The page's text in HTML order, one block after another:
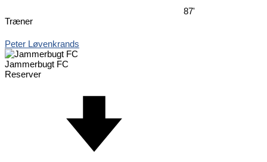
87'
Træner
Peter Løvenkrands
Jammerbugt FC
Reserver